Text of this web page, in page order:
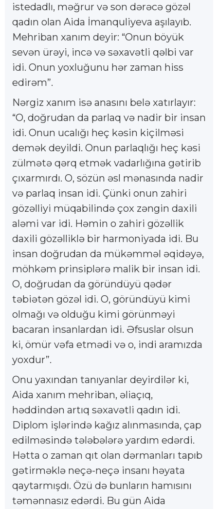
istedadlı, məğrur və son dərəcə gözəl
qadın olan Aida İmanquliyeva aşılayıb.
Mehriban xanım deyir: “Onun böyük
sevən ürəyi, incə və səxavətli qəlbi var
idi. Onun yoxluğunu hər zaman hiss
edirəm”.
Nərgiz xanım isə anasını belə xatırlayır:
“O, doğrudan da parlaq və nadir bir insan
idi. Onun ucalığı heç kəsin kiçilməsi
demək deyildi. Onun parlaqlığı heç kəsi
zülmətə qərq etmək vadarlığına gətirib
çıxarmırdı. O, sözün əsl mənasında nadir
və parlaq insan idi. Çünki onun zahiri
gözəlliyi müqabilində çox zəngin daxili
aləmi var idi. Həmin o zahiri gözəllik
daxili gözəlliklə bir harmoniyada idi. Bu
insan doğrudan da mükəmməl əqidəyə,
möhkəm prinsiplərə malik bir insan idi.
O, doğrudan da göründüyü qədər
təbiətən gözəl idi. O, göründüyü kimi
olmağı və olduğu kimi görünməyi
bacaran insanlardan idi. Əfsuslar olsun
ki, ömür vəfa etmədi və o, indi aramızda
yoxdur”.
Onu yaxından tanıyanlar deyirdilər ki,
Aida xanım mehriban, əliaçıq,
həddindən artıq səxavətli qadın idi.
Diplom işlərində kağız alınmasında, çap
edilməsində tələbələrə yardım edərdi.
Hətta o zaman qıt olan dərmanları tapıb
gətirməklə neçə-neçə insanı həyata
qaytarmışdı. Özü də bunların hamısını
təmənnasız edərdi. Bu gün Aida